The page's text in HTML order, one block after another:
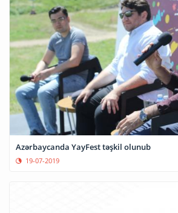
Azərbaycanda YayFest təşkil olunub
19-07-2019